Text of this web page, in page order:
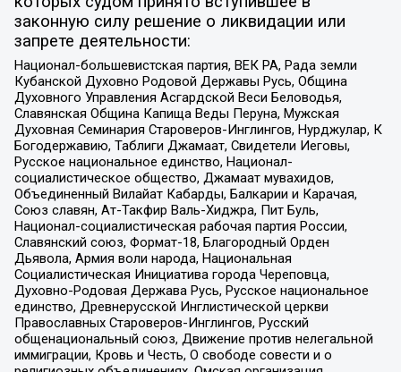
законную силу решение о ликвидации или
запрете деятельности:
Национал-большевистская партия, ВЕК РА, Рада земли
Кубанской Духовно Родовой Державы Русь, Община
Духовного Управления Асгардской Веси Беловодья,
Славянская Община Капища Веды Перуна, Мужская
Духовная Семинария Староверов-Инглингов, Нурджулар, К
Богодержавию, Таблиги Джамаат, Свидетели Иеговы,
Русское национальное единство, Национал-
социалистическое общество, Джамаат мувахидов,
Объединенный Вилайат Кабарды, Балкарии и Карачая,
Союз славян, Ат-Такфир Валь-Хиджра, Пит Буль,
Национал-социалистическая рабочая партия России,
Славянский союз, Формат-18, Благородный Орден
Дьявола, Армия воли народа, Национальная
Социалистическая Инициатива города Череповца,
Духовно-Родовая Держава Русь, Русское национальное
единство, Древнерусской Инглистической церкви
Православных Староверов-Инглингов, Русский
общенациональный союз, Движение против нелегальной
иммиграции, Кровь и Честь, О свободе совести и о